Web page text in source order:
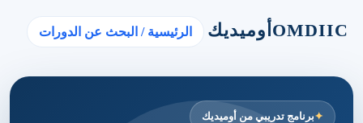
OMDIIC أوميديك الرئيسية / البحث عن الدورات
برنامج تدريبي من أوميديك